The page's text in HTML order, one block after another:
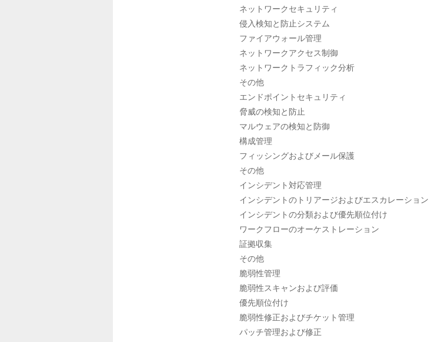
ネットワークセキュリティ
侵入検知と防止システム
ファイアウォール管理
ネットワークアクセス制御
ネットワークトラフィック分析
その他
エンドポイントセキュリティ
脅威の検知と防止
マルウェアの検知と防御
構成管理
フィッシングおよびメール保護
その他
インシデント対応管理
インシデントのトリアージおよびエスカレーション
インシデントの分類および優先順位付け
ワークフローのオーケストレーション
証拠収集
その他
脆弱性管理
脆弱性スキャンおよび評価
優先順位付け
脆弱性修正およびチケット管理
パッチ管理および修正